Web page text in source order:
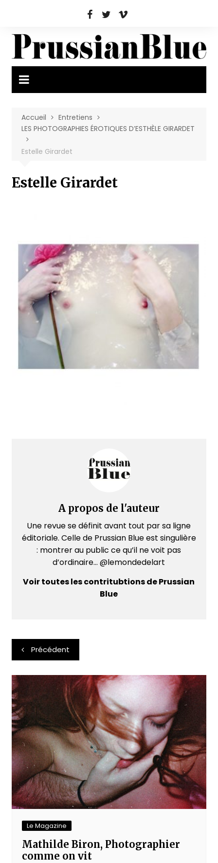
Accueil
Entretiens
LES PHOTOGRAPHIES ÉROTIQUES D’ESTHÈLE GIRARDET
Estelle Girardet
Estelle Girardet
A propos de l'auteur
Une revue se définit avant tout par sa ligne
éditoriale. Celle de Prussian Blue est singulière
: montrer au public ce qu’il ne voit pas
d’ordinaire... @lemondedelart
Voir toutes les contritubtions de Prussian
Blue
Navigation
de
l’article
Précédent
Le Magazine
Mathilde Biron, Photographier
comme on vit